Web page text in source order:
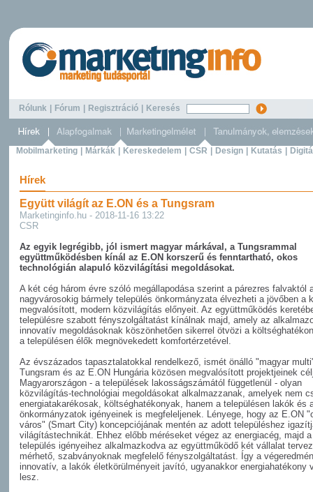
Rólunk Fórum Regisztráció Keresés
Mobilmarketing Márkák Kereskedelem CSR Design Kutatás
Hírek
Együtt világít az E.ON és a Tungsram
Marketinginfo.hu - 2018-11-16 13:22
CSR
Az egyik legrégibb, jól ismert magyar márkával, a Tungsrammal
együttműködésben kínál az E.ON korszerű és fenntartható, okos
technológián alapuló közvilágítási megoldásokat.
A két cég három évre szóló megállapodása szerint a párezres falvaktól
nagyvárosokig bármely település önkormányzata élvezheti a jövőben a
megvalósított, modern közvilágítás előnyeit. Az együttműködés
településre szabott fényszolgáltatást kínálnak majd, amely az
innovatív megoldásoknak köszönhetően sikerrel ötvözi a
a településen élők megnövekedett komfortérzetével.
Az évszázados tapasztalatokkal rendelkező, ismét önálló "magyar
Tungsram és az E.ON Hungária közösen megvalósított projektjeinek
Magyarországon - a települések lakosságszámától függetlenül - olyan
közvilágítás-technológiai megoldásokat alkalmazzanak, amelyek nem
energiatakarékosak, költséghatékonyak, hanem a településen lakók és
önkormányzatok igényeinek is megfeleljenek. Lényege, hogy az E.ON
város" (Smart City) koncepciójának mentén az adott településhez
világítástechnikát. Ehhez előbb méréseket végez az energiacég, majd a
település igényeihez alkalmazkodva az együttműködő két vállalat
mérhető, szabványoknak megfelelő fényszolgáltatást. Így a
innovatív, a lakók életkörülményeit javító, ugyanakkor energiahatékony
lesz.